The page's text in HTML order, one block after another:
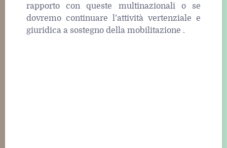
rapporto con queste multinazionali o se
dovremo continuare l’attività vertenziale e
giuridica a sostegno della mobilitazione .